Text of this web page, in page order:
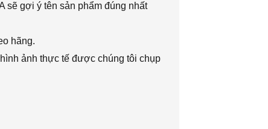
sẽ gợi ý tên sản phẩm đúng nhất
hãng.
ảnh thực tế được chúng tôi chụp